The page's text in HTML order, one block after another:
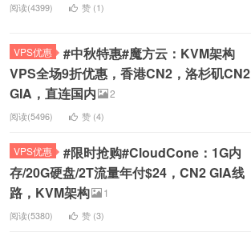
阅读(4399) 赞 (1)
VPS优惠
#中秋特惠#魔方云：KVM架构
VPS全场9折优惠，香港CN2，洛杉矶CN2
GIA，直连国内
2
阅读(5496) 赞 (4)
VPS优惠
#限时抢购#CloudCone：1G内
存/20G硬盘/2T流量年付$24，CN2 GIA线
路，KVM架构
1
阅读(5380) 赞 (3)